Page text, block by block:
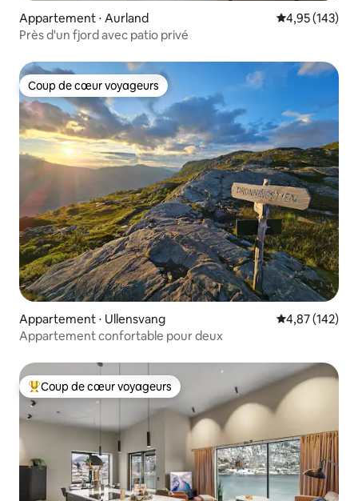
Appartement ⋅ Aurland Évaluation
4,95 (143)
Près d'un fjord avec patio privé
Coup de cœur voyageurs
Coup de cœur voyageurs
Appartement ⋅ Ullensvang Évaluation
4,87 (142)
Appartement confortable pour deux
Coups de cœur voyageurs les plus appréciés
Coup de cœur voyageurs